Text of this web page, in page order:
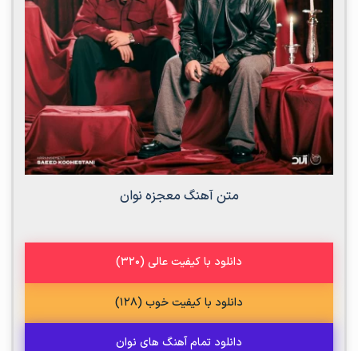
متن آهنگ معجزه نوان
دانلود با کیفیت عالی (320)
دانلود با کیفیت خوب (128)
دانلود تمام آهنگ های نوان